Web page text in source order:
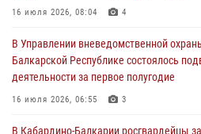
представителя Президента Российской
31 июля 2026, 06:45 1
Управление Росгвардии по Кабардино-
информирует
16 июля 2026, 08:04 4
В Управлении вневедомственной
Балкарской Республике состоялось
деятельности за первое полугодие
16 июля 2026, 06:55 3
В Кабардино-Балкарии росгвардейцы